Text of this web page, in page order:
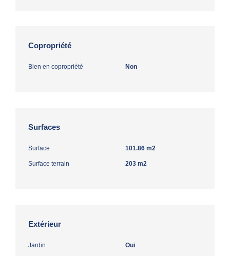
Copropriété
Bien en copropriété Non
Surfaces
Surface 101.86 m2
Surface terrain 203 m2
Extérieur
Jardin Oui